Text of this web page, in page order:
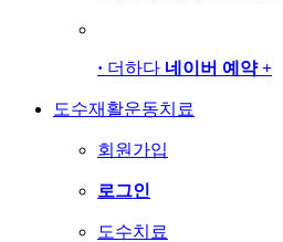
· 더하다 네이버 예약 +
도수재활운동치료
회원가입
로그인
도수치료